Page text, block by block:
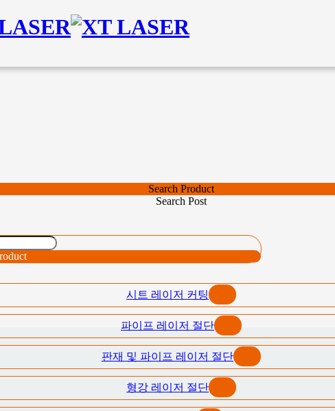
Search Product
Search Post
시트 레이저 커팅
파이프 레이저 절단
판재 및 파이프 레이저 절단
형강 레이저 절단